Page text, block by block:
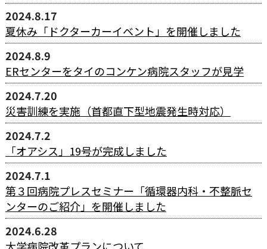
2024.8.17
夏休み「ドクターカーイベント」を開催しました
2024.8.9
ERセンターをタイのコンケン病院スタッフが見学
2024.7.20
災害訓練を実施（首都直下型地震発生時対応）
2024.7.2
「オアシス」19号が完成しました
2024.7.1
第３回病院プレスセミナー「循環器内科・不整脈セ
ンターのご紹介」を開催しました
2024.6.28